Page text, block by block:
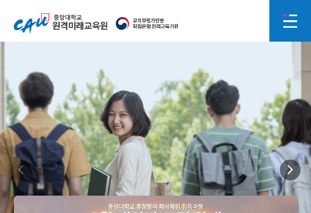
중앙대학교 원격미래교육원교육부평가인증 학점은행 원격교육기관
2026학년도 2학기 2차 수강신청